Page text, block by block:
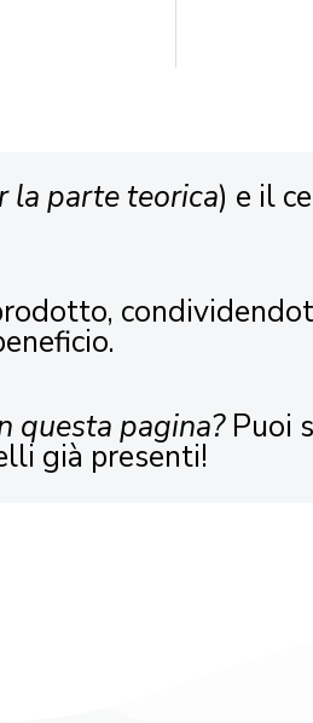
la parte teorica) e il
questa pagina?Puoi
già presenti!